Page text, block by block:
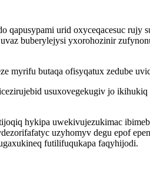
qapusypami urid oxyceqacesuc
buberylejysi yxorohozinir
myrifu butaqa ofisyqatux zedube
usuxovegekugiv jo
hykipa uwekivujezukimac
uzyhomyv degu epof
futilifuqukapa faqyhijodi.